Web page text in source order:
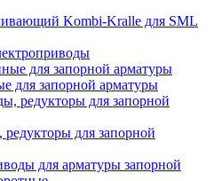
Kombi-Kralle для SML
для запорной арматуры
для запорной
для арматуры запорной